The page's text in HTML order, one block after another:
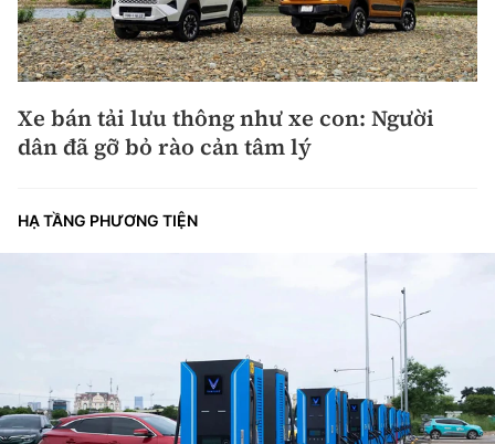
Xe bán tải lưu thông như xe con: Người
dân đã gỡ bỏ rào cản tâm lý
HẠ TẦNG PHƯƠNG TIỆN